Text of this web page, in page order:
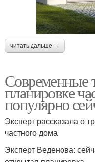
читать дальше →
Современные
планировке
популярно
Эксперт рассказала о
частного дома
Эксперт Веденова: